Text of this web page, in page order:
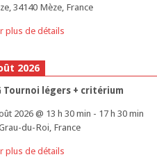
34140 Mèze, France
plus de détails
2026
Tournoi légers + critérium
2026@ 13 h 30 min - 17 h 30 min
du-Roi, France
plus de détails